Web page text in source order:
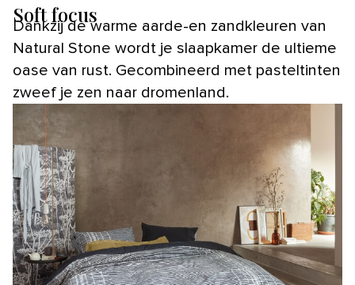
Soft focus
Dankzij de warme aarde-en zandkleuren van
Natural Stone wordt je slaapkamer de ultieme
oase van rust. Gecombineerd met pasteltinten
zweef je zen naar dromenland.